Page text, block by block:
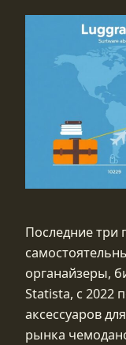
Последние три
органайзеры,
Statista, с 2022
аксессуаров
рынка